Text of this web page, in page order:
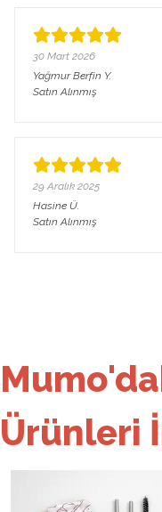
30 Mart 2026
Yağmur Berfin Y.
Satın Alınmış
29 Aralık 2025
Hasine Ü.
Satın Alınmış
Ürünleri